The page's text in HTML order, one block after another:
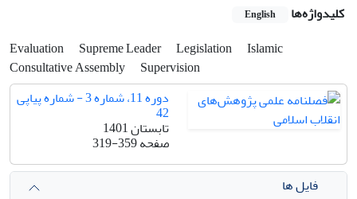
کلیدواژه‌ها English
Evaluation Supreme Leader Legislation
Islamic
Consultative Assembly
Supervision
دوره 11، شماره 3 - شماره پیاپی
42
تابستان 1401
صفحه319-359
فایل ها